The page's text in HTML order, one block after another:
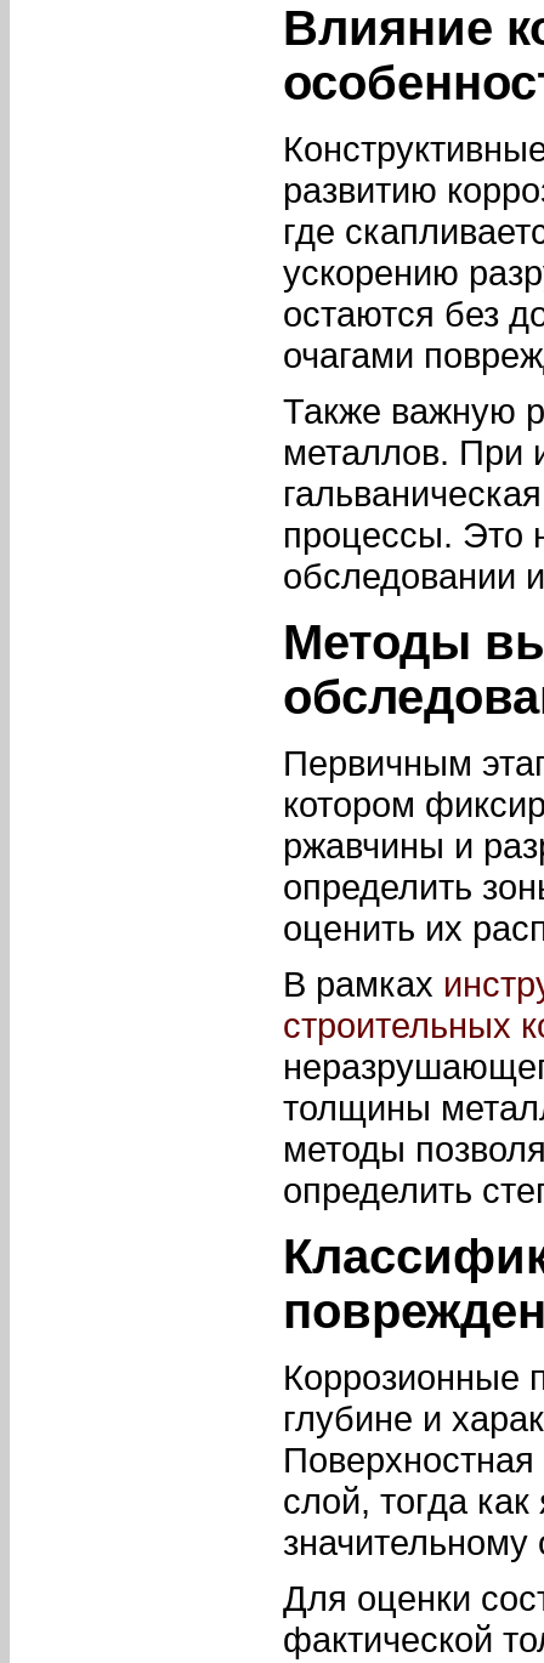
Влияние
развитию
где
ускорению
остаются без
очагами
Также важную
металлов. При
процессы. Это
обследовании
Методы
Первичным
котором
ржавчины и
определить
оценить их
В рамках
строительных
толщины
методы
определить
Коррозионные
глубине и
Поверхностная
слой, тогда
Для оценки
фактической